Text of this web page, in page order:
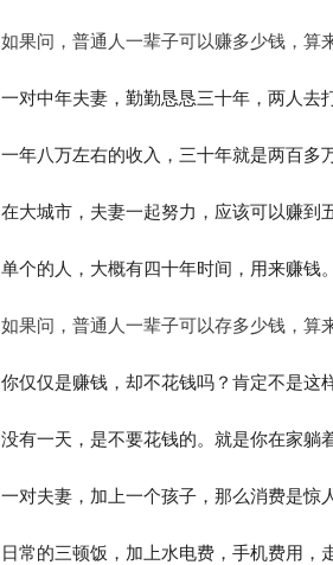
如果问，普通人一辈子可以赚多少钱，算
一对中年夫妻，勤勤恳恳三十年，两人去
一年八万左右的收入，三十年就是两百多万
在大城市，夫妻一起努力，应该可以赚到
单个的人，大概有四十年时间，用来赚钱
如果问，普通人一辈子可以存多少钱，算
你仅仅是赚钱，却不花钱吗？肯定不是这样
没有一天，是不要花钱的。就是你在家躺
一对夫妻，加上一个孩子，那么消费是惊
日常的三顿饭，加上水电费，手机费用，